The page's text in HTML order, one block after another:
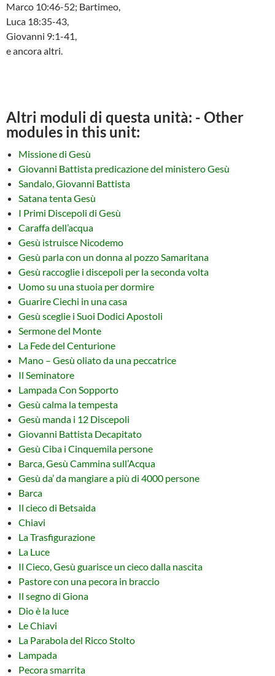
Marco 10:46-52; Bartimeo,
Luca 18:35-43,
Giovanni 9:1-41,
e ancora altri.
Altri moduli di questa unità: - Other
modules in this unit:
Missione di Gesù
Giovanni Battista predicazione del ministero Gesù
Sandalo, Giovanni Battista
Satana tenta Gesù
I Primi Discepoli di Gesù
Caraffa dell’acqua
Gesù istruisce Nicodemo
Gesù parla con un donna al pozzo Samaritana
Gesù raccoglie i discepoli per la seconda volta
Uomo su una stuoia per dormire
Guarire Ciechi in una casa
Gesù sceglie i Suoi Dodici Apostoli
Sermone del Monte
La Fede del Centurione
Mano – Gesù oliato da una peccatrice
Il Seminatore
Lampada Con Sopporto
Gesù calma la tempesta
Gesù manda i 12 Discepoli
Giovanni Battista Decapitato
Gesù Ciba i Cinquemila persone
Barca, Gesù Cammina sull’Acqua
Gesù da’ da mangiare a più di 4000 persone
Barca
Il cieco di Betsaida
Chiavi
La Trasfigurazione
La Luce
Il Cieco, Gesù guarisce un cieco dalla nascita
Pastore con una pecora in braccio
Il segno di Giona
Dio è la luce
Le Chiavi
La Parabola del Ricco Stolto
Lampada
Pecora smarrita